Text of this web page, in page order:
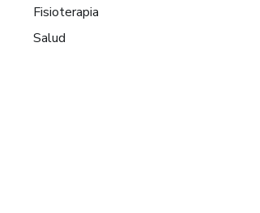
Fisioterapia
Salud